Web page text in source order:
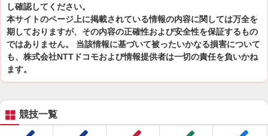
し確認してください。
本サイトのページ上に掲載されている情報の内容に関しては万全を
期しておりますが、その内容の正確性および安全性を保証するもの
ではありません。 当該情報に基づいて被ったいかなる損害について
も、株式会社NTTドコモおよび情報提供者は一切の責任を負いかね
ます。
競技一覧